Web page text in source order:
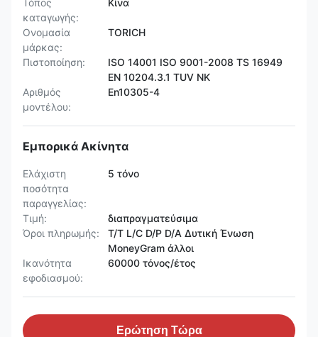
Τόπος
καταγωγής:
Κίνα
Ονομασία
μάρκας:
TORICH
Πιστοποίηση:
ISO 14001 ISO 9001-2008 TS 16949
EN 10204.3.1 TUV NK
Αριθμός
μοντέλου:
En10305-4
Εμπορικά Ακίνητα
Ελάχιστη
ποσότητα
παραγγελίας:
5 τόνο
Τιμή:
διαπραγματεύσιμα
Όροι πληρωμής:
T/T L/C D/P D/A Δυτική Ένωση
MoneyGram άλλοι
Ικανότητα
εφοδιασμού:
60000 τόνος/έτος
Ερώτηση Τώρα